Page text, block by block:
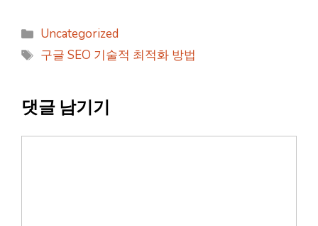
카
테
Uncategorized
태
구글 SEO 기술적 최적화 방법
댓글 남기기